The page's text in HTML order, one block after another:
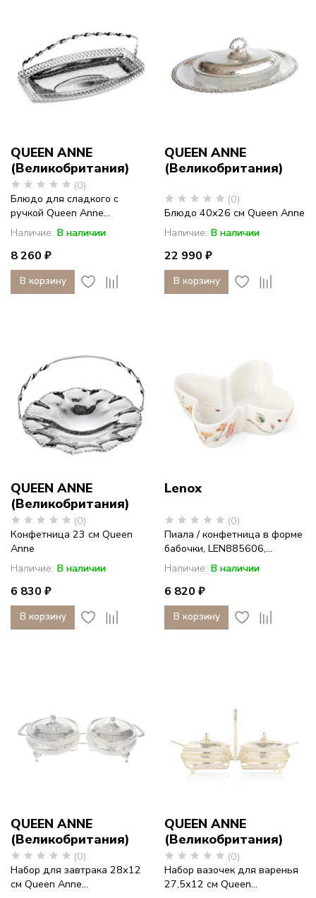
QUEEN ANNE
(Великобритания)
(0)
Блюдо для сладкого с
ручкой Queen Anne...
Наличие: В наличии
8 260 ₽
В корзину
QUEEN ANNE
(Великобритания)
(0)
Блюдо 40х26 см Queen Anne
Наличие: В наличии
22 990 ₽
В корзину
QUEEN ANNE
(Великобритания)
(0)
Конфетница 23 см Queen
Anne
Наличие: В наличии
6 830 ₽
В корзину
Lenox
(0)
Пиала / конфетница в форме
бабочки, LEN885606,...
Наличие: В наличии
6 820 ₽
В корзину
QUEEN ANNE
(Великобритания)
(0)
Набор для завтрака 28х12
см Queen Anne...
QUEEN ANNE
(Великобритания)
(0)
Набор вазочек для варенья
27,5х12 см Queen...